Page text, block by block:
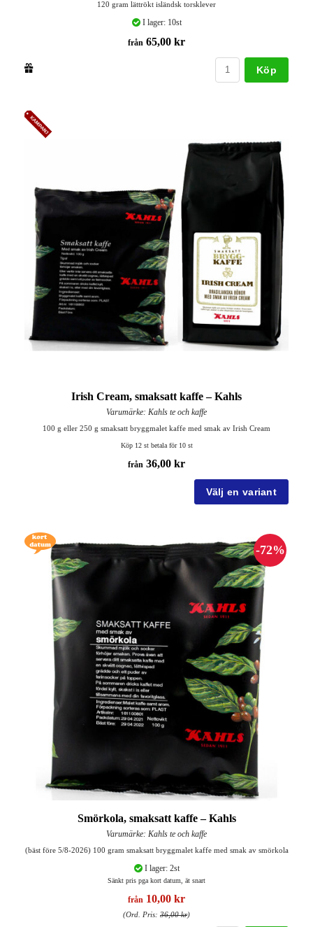
120 gram lättrökt isländsk torsklever
I lager: 10st
från 65,00 kr
Köp
Irish Cream, smaksatt kaffe – Kahls
Varumärke: Kahls te och kaffe
100 g eller 250 g smaksatt bryggmalet kaffe med smak av Irish Cream
Köp 12 st betala för 10 st
från 36,00 kr
Smörkola, smaksatt kaffe – Kahls
Varumärke: Kahls te och kaffe
(bäst före 5/8-2026) 100 gram smaksatt bryggmalet kaffe med smak av smörkola
I lager: 2st
Sänkt pris pga kort datum, ät snart
från 10,00 kr
(Ord. Pris: 36,00 kr)